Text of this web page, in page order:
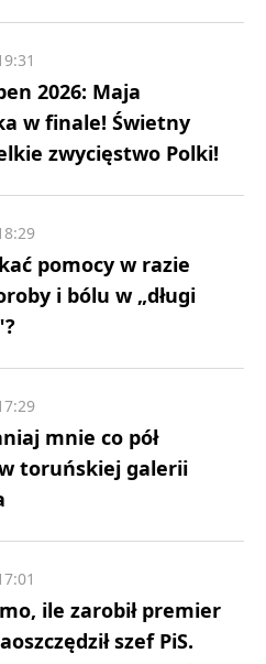
2026: Maja
w finale! Świetny
zwycięstwo Polki!
pomocy w razie
i bólu w „długi
mnie co pół
toruńskiej galerii
ile zarobił premier
szef PiS.